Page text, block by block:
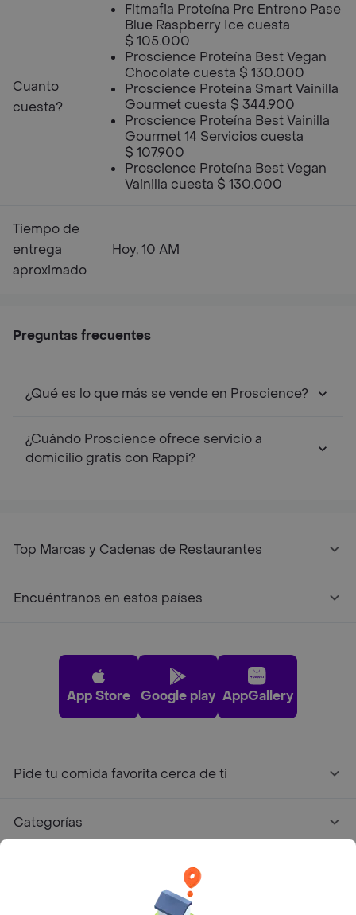
Cuanto
cuesta?
Fitmafia Proteína Pre Entreno Pase
Blue Raspberry Ice cuesta
$ 105.000
Proscience Proteína Best Vegan
Chocolate cuesta $ 130.000
Proscience Proteína Smart Vainilla
Gourmet cuesta $ 344.900
Proscience Proteína Best Vainilla
Gourmet 14 Servicios cuesta
$ 107.900
Proscience Proteína Best Vegan
Vainilla cuesta $ 130.000
Tiempo de
entrega
aproximado
Hoy, 10 AM
Preguntas frecuentes
¿Qué es lo que más se vende en Proscience?
¿Cuándo Proscience ofrece servicio a
domicilio gratis con Rappi?
Top Marcas y Cadenas de Restaurantes
Encuéntranos en estos países
App Store Google play AppGallery
Pide tu comida favorita cerca de ti
Categorías